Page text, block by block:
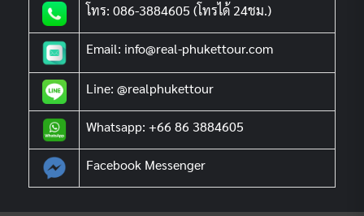
โทร: 086-3884605 (โทรได้ 24ชม.)
Email: info@real-phukettour.com
Line: @realphukettour
Whatsapp: +66 86 3884605
Facebook Messenger